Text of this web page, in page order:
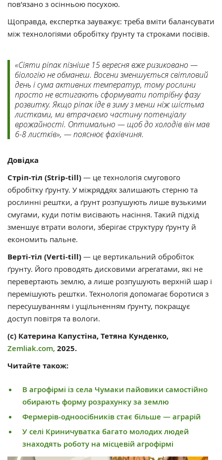
пов’язано з осінньою посухою.
Щоправда, експертка зауважує: треба вміти балансувати
між технологіями обробітку ґрунту та строками посівів.
«Сіяти ріпак пізніше 15 вересня вже ризиковано —
біологію не обманеш. Восени зменшується світловий
день і сума активних температур, тому рослини
просто не встигають сформувати потрібну фазу
розвитку. Якщо ріпак іде в зиму з менш ніж шістьма
листками, ми втрачаємо частину потенціалу
врожайності. Оптимально — щоб до холодів він мав
6-8 листків», — пояснює фахівчиня.
Довідка
Стріп-тіл (Strip-till) — це технологія смугового
обробітку ґрунту. У міжряддях залишають стерню та
рослинні рештки, а ґрунт розпушують лише вузькими
смугами, куди потім висівають насіння. Такий підхід
зменшує втрати вологи, зберігає структуру ґрунту й
економить пальне.
Верті-тіл (Verti-till) — це вертикальний обробіток
ґрунту. Його проводять дисковими агрегатами, які не
перевертають землю, а лише розпушують верхній шар і
перемішують рештки. Технологія допомагає боротися з
пересушуванням і ущільненням ґрунту, покращує
доступ повітря та вологи.
(с) Катерина Капустіна, Тетяна Кунденко,
Zemliak.com, 2025.
Читайте також:
В агрофірмі із села Чумаки пайовики самостійно
обирають форму розрахунку за землю
Фермерів-одноосібників стає більше — аграрій
У селі Криничуватка багато молодих людей
знаходять роботу на місцевій агрофірмі